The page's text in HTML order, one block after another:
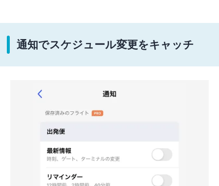
通知でスケジュール変更をキャッチ